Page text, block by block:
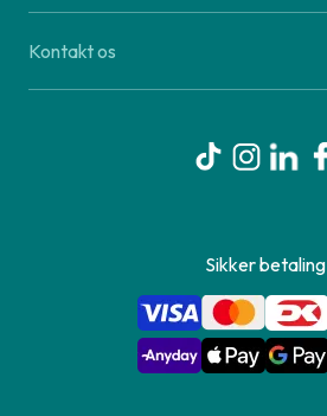
Kontakt os
Sikker betaling